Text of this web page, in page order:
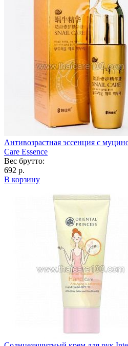
Антивозрастная эссенция с
Care Essence
Вес брутто:
692 р.
В корзину